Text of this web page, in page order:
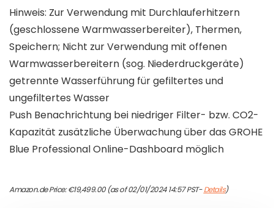
Hinweis: Zur Verwendung mit Durchlauferhitzern
(geschlossene Warmwasserbereiter), Thermen,
Speichern; Nicht zur Verwendung mit offenen
Warmwasserbereitern (sog. Niederdruckgeräte)
getrennte Wasserführung für gefiltertes und
ungefiltertes Wasser
Push Benachrichtung bei niedriger Filter- bzw. CO2-
Kapazität zusätzliche Überwachung über das GROHE
Blue Professional Online-Dashboard möglich
Amazon.de Price:€19,499.00(as of 02/01/2024 14:57 PST-Details)